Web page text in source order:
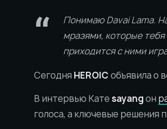
Понимаю Davai Lama.
мразями, которые
приходится с ними
Сегодня HEROIC объявила о
В интервью Кате sayang он
голоса, а ключевые решения